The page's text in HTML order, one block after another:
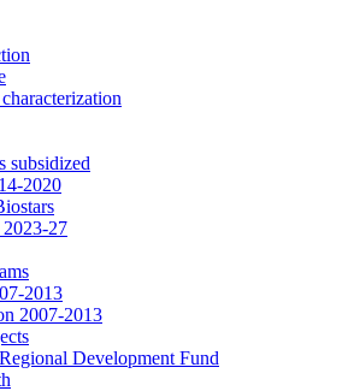
subsidized
2020
27
2013
2007-2013
Development Fund